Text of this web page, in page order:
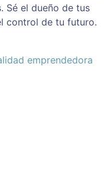
Sé el dueño de tus
control de tu futuro.
emprendedora